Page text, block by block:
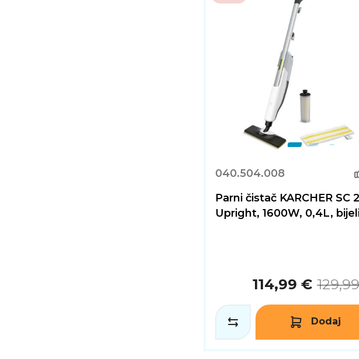
040.504.008
Parni čistač KARCHER SC 2
Upright, 1600W, 0,4L,
114,99 €
Dodaj